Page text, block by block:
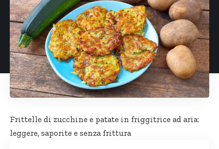
Frittelle di zucchine e patate in friggitrice ad aria:
leggere, saporite e senza frittura